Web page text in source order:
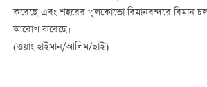
করেছে এবং শহরের পুলকোভো বিমানবন্দরে বিমান
আরোপ করেছে।
(ওয়াং হাইমান/আলিম/ছাই)